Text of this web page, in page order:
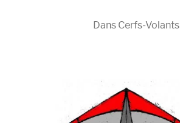
Dans Cerfs-Volants